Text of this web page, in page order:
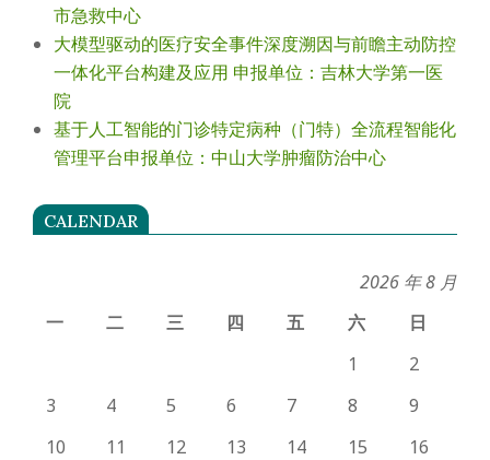
市急救中心
大模型驱动的医疗安全事件深度溯因与前瞻主动防控
一体化平台构建及应用 申报单位：吉林大学第一医
院
基于人工智能的门诊特定病种（门特）全流程智能化
管理平台申报单位：中山大学肿瘤防治中心
CALENDAR
2026 年 8 月
一
二 三 四 五 六
日
1
2
3
4 5 6 7 8
9
10
11 12 13 14 15 16